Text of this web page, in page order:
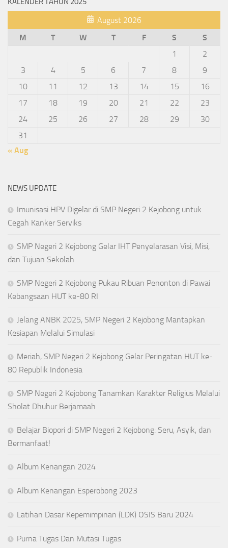
August 2026
M
T W T F S
S
1
2
3
4 5 6 7 8
9
10
11 12 13 14 15
16
17
18 19 20 21 22
23
24
25 26 27 28 29
30
31
« Aug
NEWS UPDATE
Imunisasi HPV Digelar di SMP Negeri 2 Kejobong untuk
Cegah Kanker Serviks
SMP Negeri 2 Kejobong Gelar IHT Penyelarasan Visi, Misi,
dan Tujuan Sekolah
SMP Negeri 2 Kejobong Pukau Ribuan Penonton di Pawai
Kebangsaan HUT ke-80 RI
Jelang ANBK 2025, SMP Negeri 2 Kejobong Mantapkan
Kesiapan Melalui Simulasi
Meriah, SMP Negeri 2 Kejobong Gelar Peringatan HUT ke-
80 Republik Indonesia
SMP Negeri 2 Kejobong Tanamkan Karakter Religius Melalui
Sholat Dhuhur Berjamaah
Belajar Biopori di SMP Negeri 2 Kejobong: Seru, Asyik, dan
Bermanfaat!
Album Kenangan 2024
Album Kenangan Esperobong 2023
Latihan Dasar Kepemimpinan (LDK) OSIS Baru 2024
Purna Tugas Dan Mutasi Tugas